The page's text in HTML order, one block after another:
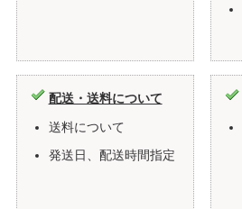
配送・送料について
送料について
発送日、配送時間指定